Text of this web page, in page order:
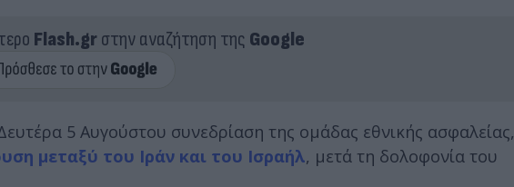
Flash.grστην αναζήτηση της Google
5 Αυγούστου συνεδρίαση της ομάδας εθνικής ασφαλείας,
μεταξύ του Ιράν και του Ισραήλ, μετά τη δολοφονία του